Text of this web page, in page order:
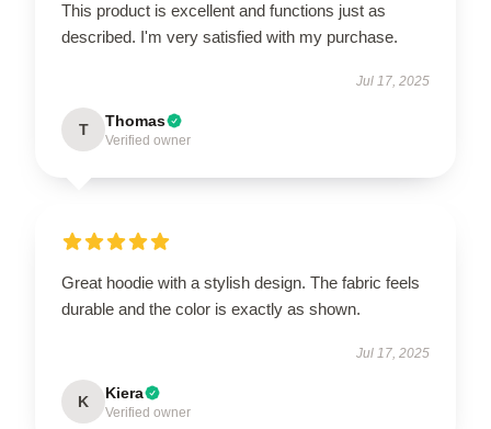
This product is excellent and functions just as
described. I'm very satisfied with my purchase.
Jul 17, 2025
T Thomas
Verified owner
Great hoodie with a stylish design. The fabric feels
durable and the color is exactly as shown.
Jul 17, 2025
K Kiera
Verified owner